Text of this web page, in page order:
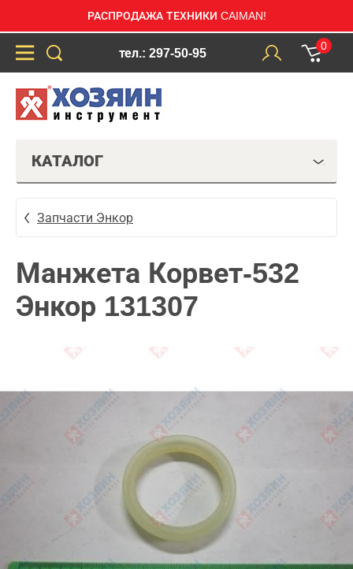
РАСПРОДАЖА ТЕХНИКИ CAIMAN!
тел.: 297-50-95
0
КАТАЛОГ
Запчасти Энкор
Манжета Корвет-532
Энкор 131307